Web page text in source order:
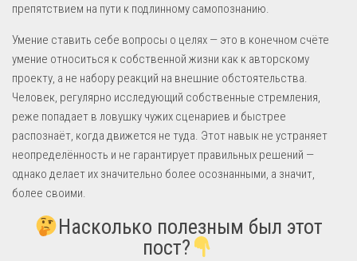
препятствием на пути к подлинному самопознанию.
Умение ставить себе вопросы о целях — это в конечном счёте
умение относиться к собственной жизни как к авторскому
проекту, а не набору реакций на внешние обстоятельства.
Человек, регулярно исследующий собственные стремления,
реже попадает в ловушку чужих сценариев и быстрее
распознаёт, когда движется не туда. Этот навык не устраняет
неопределённость и не гарантирует правильных решений —
однако делает их значительно более осознанными, а значит,
более своими.
Насколько полезным был этот
пост?